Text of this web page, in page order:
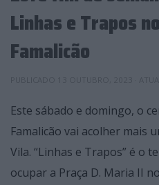
Linhas e Trapos
Famalicão
Este sábado e domingo, o
Famalicão vai acolher mais
Vila. “Linhas e Trapos” é o
ocupar a Praça D. Maria II